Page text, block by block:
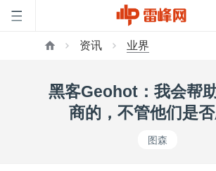
资讯 业界
黑客Geohot：我会帮
商的，不管他们是
图森